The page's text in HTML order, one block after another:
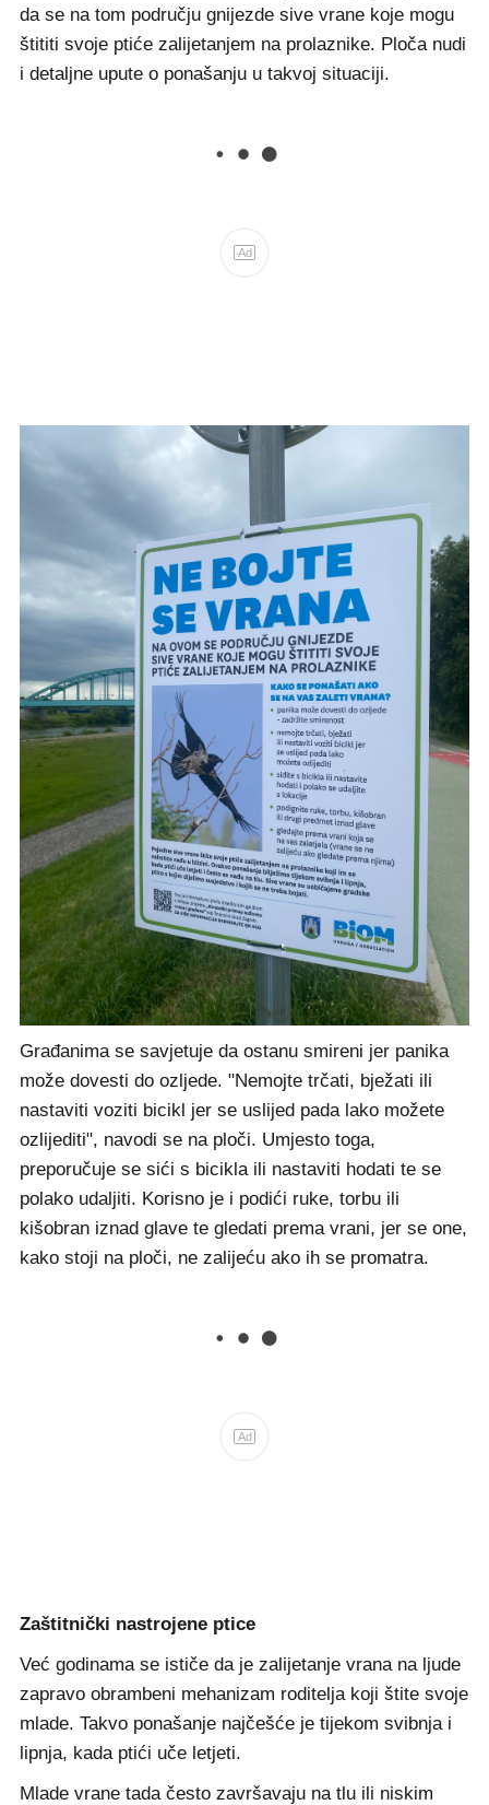
da se na tom području gnijezde sive vrane koje mogu
štititi svoje ptiće zalijetanjem na prolaznike. Ploča nudi
i detaljne upute o ponašanju u takvoj situaciji.
Ad
Građanima se savjetuje da ostanu smireni jer panika
može dovesti do ozljede. "Nemojte trčati, bježati ili
nastaviti voziti bicikl jer se uslijed pada lako možete
ozlijediti", navodi se na ploči. Umjesto toga,
preporučuje se sići s bicikla ili nastaviti hodati te se
polako udaljiti. Korisno je i podići ruke, torbu ili
kišobran iznad glave te gledati prema vrani, jer se one,
kako stoji na ploči, ne zalijeću ako ih se promatra.
Ad
Zaštitnički nastrojene ptice
Već godinama se ističe da je zalijetanje vrana na ljude
zapravo obrambeni mehanizam roditelja koji štite svoje
mlade. Takvo ponašanje najčešće je tijekom svibnja i
lipnja, kada ptići uče letjeti.
Mlade vrane tada često završavaju na tlu ili niskim